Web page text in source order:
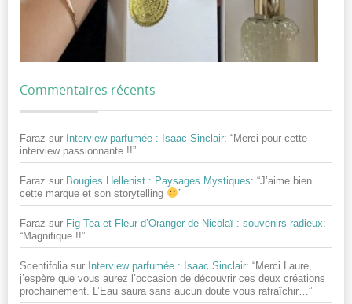
Commentaires récents
Faraz sur Interview parfumée : Isaac Sinclair: “Merci pour cette
interview passionnante !!”
Faraz sur Bougies Hellenist : Paysages Mystiques: “J’aime bien
cette marque et son storytelling
”
Faraz sur Fig Tea et Fleur d’Oranger de Nicolaï : souvenirs radieux:
“Magnifique !!”
Scentifolia sur Interview parfumée : Isaac Sinclair: “Merci Laure,
j’espère que vous aurez l’occasion de découvrir ces deux créations
prochainement. L’Eau saura sans aucun doute vous rafraîchir… ”